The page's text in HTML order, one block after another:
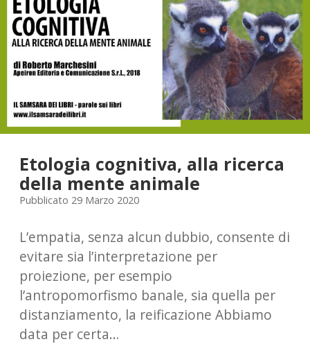
relatività
Amedeo
Etologia cognitiva, alla ricerca
della mente animale
Pubblicato 29 Marzo 2020
L’empatia, senza alcun dubbio, consente di
evitare sia l’interpretazione per
proiezione, per esempio
l’antropomorfismo banale, sia quella per
distanziamento, la reificazione Abbiamo
data per certa…